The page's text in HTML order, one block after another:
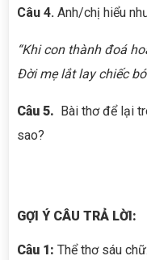
Câu 4. Anh/chị hiểu
“Khi con thành đoá
Đời mẹ lắt lay chiếc
Câu 5. Bài thơ để lại
sao?
GỢI Ý CÂU TRẢ LỜI:
Câu 1: Thể thơ sáu chữ.